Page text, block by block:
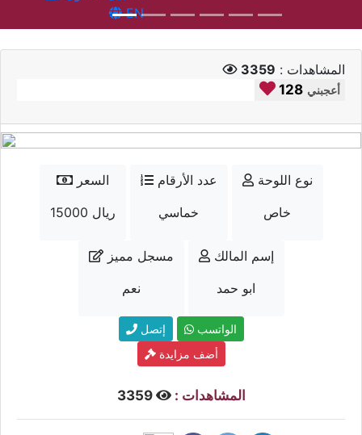
EN
المشاهدات : 3359
128 أعجبني
السعر
15000 ريال
عدد الأرقام
خماسي
نوع اللوحة
خاص
مسجل مميز
نعم
إسم المالك
ابو حمد
إتصل
الواتسب
أضف مزايدة
المشاهدات : 3359